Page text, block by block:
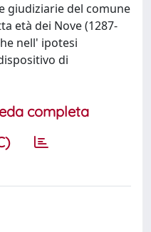
giudiziarie del comune
età dei Nove (1287-
nell' ipotesi
di
completa